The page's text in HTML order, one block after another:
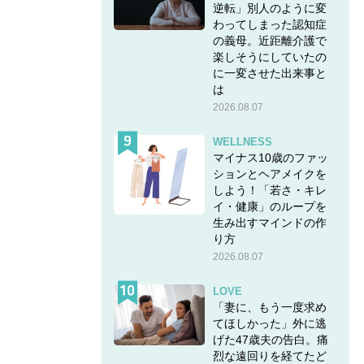
逆転」別人のように変
わってしまった認知症
の義母。近距離介護で
楽しそうにしていたの
に一変させた出来事と
は
2026.08.07
WELLNESS
マイナス10歳のファッ
ションとヘアメイクを
しよう！「若さ・キレ
イ・健康」のループを
生み出すマインドの作
り方
2026.08.07
LOVE
「妻に、もう一度求め
てほしかった」外に逃
げた47歳夫の告白。痛
烈な遠回りを経てたど